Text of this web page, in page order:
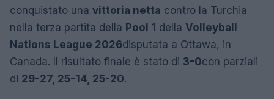
conquistato una vittoria netta contro la Turchia
nella terza partita della Pool 1 della Volleyball
Nations League 2026disputata a Ottawa, in
Canada. Il risultato finale è stato di 3-0con parziali
di 29-27, 25-14, 25-20.